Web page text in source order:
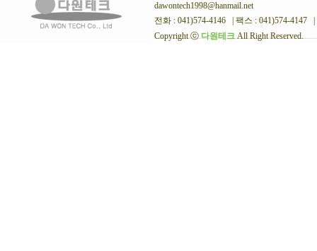
dawontech1998@hanmail.net
전화 : 041)574-4146 | 팩스 : 041)574-4147
Copyright ⓒ다원테크All Right Reserved.